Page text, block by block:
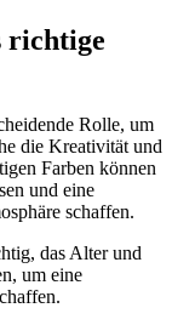
richtige
Rolle, um
die Kreativität und
Farben können
und eine
schaffen.
das Alter und
um eine